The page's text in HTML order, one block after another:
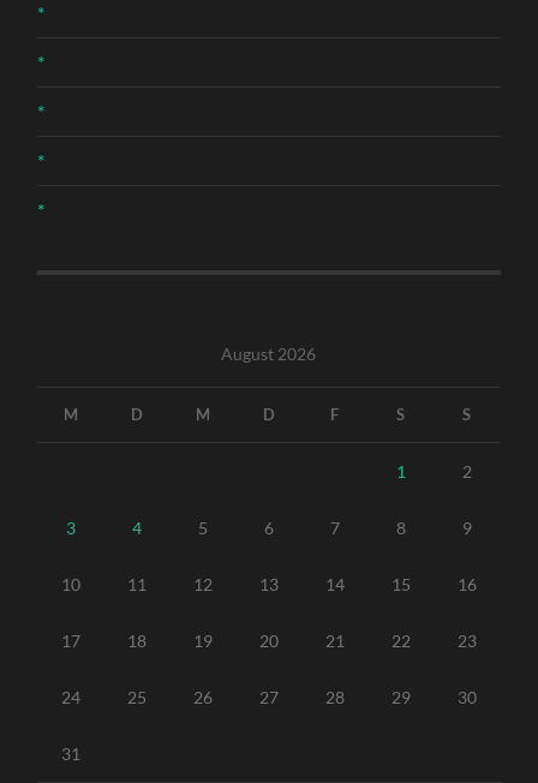
*
*
*
*
*
August 2026
M D M D F S S
1 2
3 4 5 6 7 8 9
10 11 12 13 14 15 16
17 18 19 20 21 22 23
24 25 26 27 28 29 30
31